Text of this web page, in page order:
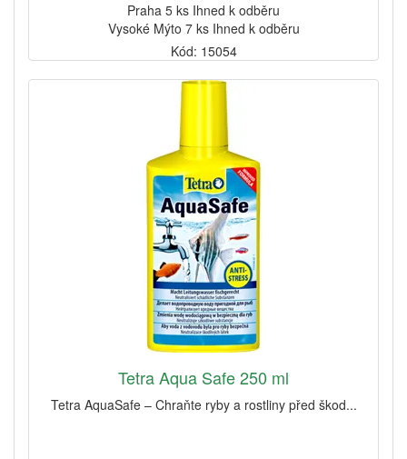
Praha 5 ks Ihned k odběru
Vysoké Mýto 7 ks Ihned k odběru
Kód: 15054
Tetra Aqua Safe 250 ml
Tetra AquaSafe – Chraňte ryby a rostliny před škod...